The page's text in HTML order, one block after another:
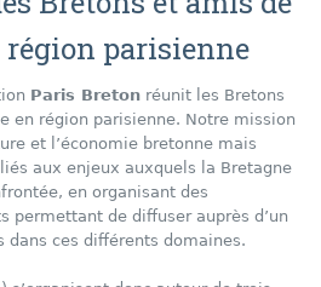
région parisienne
Paris Breton réunit les Bretons
en région parisienne. Notre mission
et l’économie bretonne mais
aux enjeux auxquels la Bretagne
en organisant des
permettant de diffuser auprès d’un
dans ces différents domaines.